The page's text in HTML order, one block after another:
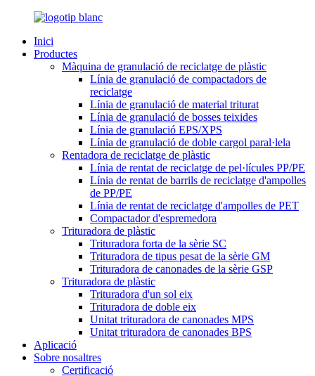
Inici
Productes
Màquina de granulació de reciclatge de plàstic
Línia de granulació de compactadors de
reciclatge
Línia de granulació de material triturat
Línia de granulació de bosses teixides
Línia de granulació EPS/XPS
Línia de granulació de doble cargol paral·lela
Rentadora de reciclatge de plàstic
Línia de rentat de reciclatge de pel·lícules PP/PE
Línia de rentat de barrils de reciclatge d'ampolles
de PP/PE
Línia de rentat de reciclatge d'ampolles de PET
Compactador d'espremedora
Trituradora de plàstic
Trituradora forta de la sèrie SC
Trituradora de tipus pesat de la sèrie GM
Trituradora de canonades de la sèrie GSP
Trituradora de plàstic
Trituradora d'un sol eix
Trituradora de doble eix
Unitat trituradora de canonades MPS
Unitat trituradora de canonades BPS
Aplicació
Sobre nosaltres
Certificació